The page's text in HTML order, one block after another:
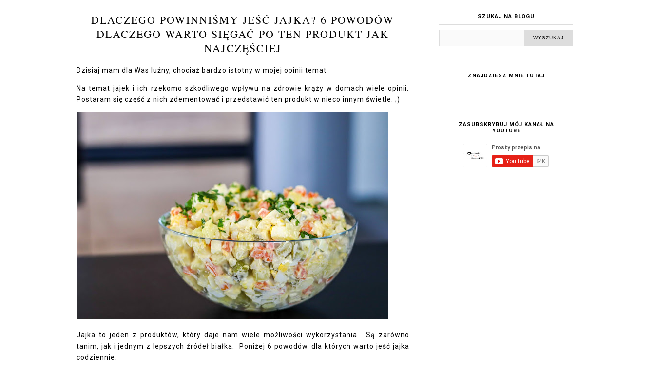
DLACZEGO POWINNIŚMY JEŚĆ JAJKA? 6 POWODÓW
DLACZEGO WARTO SIĘGAĆ PO TEN PRODUKT JAK
NAJCZĘŚCIEJ
Dzisiaj mam dla Was luźny, chociaż bardzo istotny w mojej opinii temat.
Na temat jajek i ich rzekomo szkodliwego wpływu na zdrowie krąży w domach wiele opinii.
Postaram się część z nich zdementować i przedstawić ten produkt w nieco innym świetle. ;)
Jajka to jeden z produktów, który daje nam wiele możliwości wykorzystania.
Są zarówno
tanim, jak i jednym z lepszych źródeł białka.
Poniżej 6 powodów, dla których warto jeść jajka
codziennie.
SZUKAJ NA BLOGU
ZNAJDZIESZ MNIE TUTAJ
ZASUBSKRYBUJ MÓJ KANAŁ NA
YOUTUBE